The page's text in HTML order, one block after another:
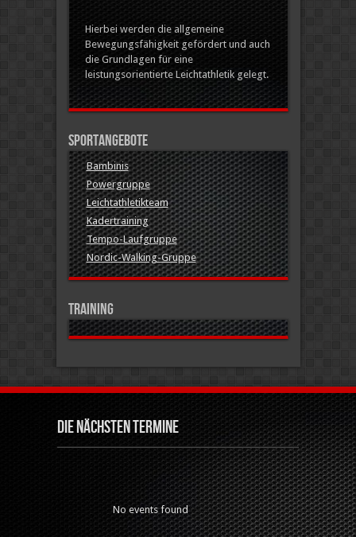
Hierbei werden die allgemeine
Bewegungsfähigkeit gefördert und auch
die Grundlagen für eine
leistungsorientierte Leichtathletik gelegt.
Sportangebote
Bambinis
Powergruppe
Leichtathletikteam
Kadertraining
Tempo-Laufgruppe
Nordic-Walking-Gruppe
Training
Die nächsten Termine
No events found